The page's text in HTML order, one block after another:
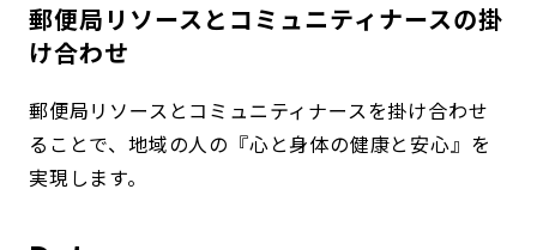
郵便局リソースとコミュニティナースの掛
け合わせ
郵便局リソースとコミュニティナースを掛け合わせ
ることで、地域の人の『心と身体の健康と安心』を
実現します。